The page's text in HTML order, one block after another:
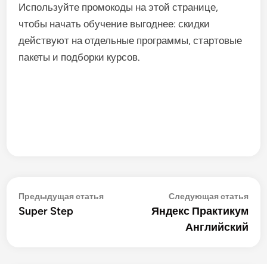
Используйте промокоды на этой странице,
чтобы начать обучение выгоднее: скидки
действуют на отдельные программы, стартовые
пакеты и подборки курсов.
Навигация
по
Предыдущая статьяПредыдущая
Super Step
Следующая статья
Яндекс Практикум
Английский